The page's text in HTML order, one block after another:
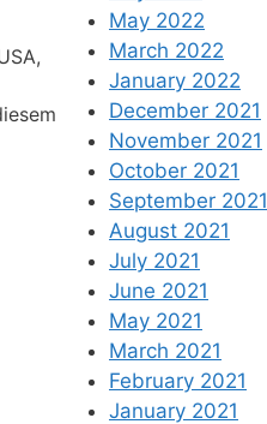
May 2022
March 2022
January 2022
December 2021
November 2021
October 2021
September 2021
August 2021
July 2021
June 2021
May 2021
March 2021
February 2021
January 2021